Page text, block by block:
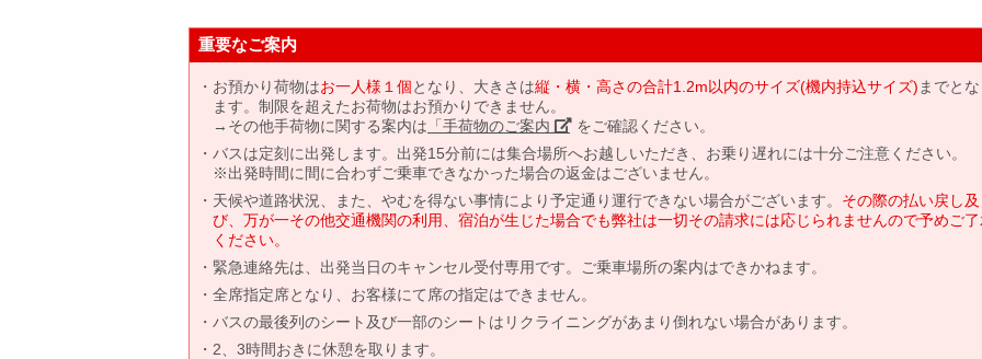
重要なご案内
お預かり荷物はお一人様１個となり、大きさは縦・横・高さの合計1.2m以内のサイズ(機内持込サイズ) までと
ます。制限を超えたお荷物はお預かりできません。
→その他手荷物に関する案内は 「手荷物のご案内」 をご確認ください。
バスは定刻に出発します。出発15分前には集合場所へお越しいただき、お乗り遅れには十分ご注意ください。
※出発時間に間に合わずご乗車できなかった場合の返金はございません。
天候や道路状況、また、やむを得ない事情により予定通り運行できない場合がございます。 その際の払い戻し及
び、万が一その他交通機関の利用、宿泊が生じた場合でも弊社は一切その請求には応じられませんので予めご
ください。
緊急連絡先は、出発当日のキャンセル受付専用です。ご乗車場所の案内はできかねます。
全席指定席となり、お客様にて席の指定はできません。
バスの最後列のシート及び一部のシートはリクライニングがあまり倒れない場合があります。
2、3時間おきに休憩を取ります。